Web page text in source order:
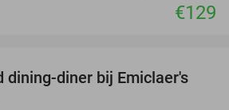
€129
48%
dining-diner bij Emiclaer's